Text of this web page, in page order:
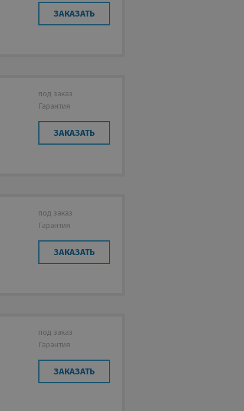
ЗАКАЗАТЬ
под заказ
Гарантия
ЗАКАЗАТЬ
под заказ
Гарантия
ЗАКАЗАТЬ
под заказ
Гарантия
ЗАКАЗАТЬ